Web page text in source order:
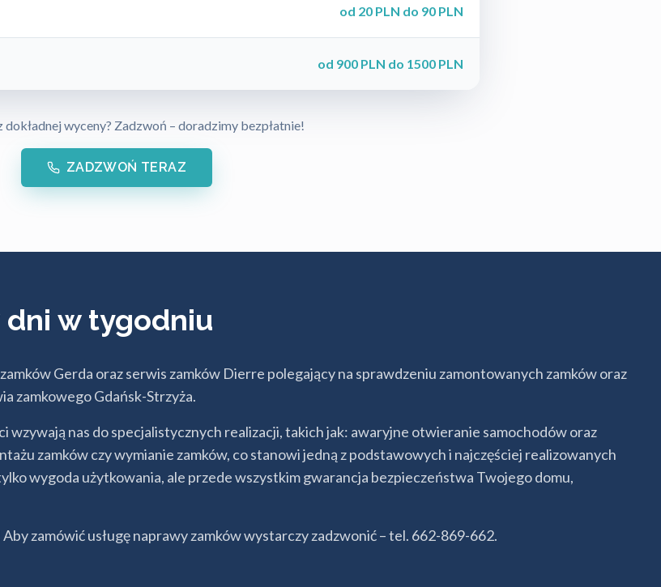
od 20 PLN do 90 PLN
od 900 PLN do 1500 PLN
dokładnej wyceny? Zadzwoń – doradzimy bezpłatnie!
ZADZWOŃ TERAZ
dni w tygodniu
Gerda oraz serwis zamków Dierre polegający na sprawdzeniu zamontowanych zamków oraz
zamkowego Gdańsk-Strzyża.
wzywają nas do specjalistycznych realizacji, takich jak: awaryjne otwieranie samochodów oraz
zamków czy wymianie zamków, co stanowi jedną z podstawowych i najczęściej realizowanych
wygoda użytkowania, ale przede wszystkim gwarancja bezpieczeństwa Twojego domu,
zamówić usługę naprawy zamków wystarczy zadzwonić – tel. 662-869-662.